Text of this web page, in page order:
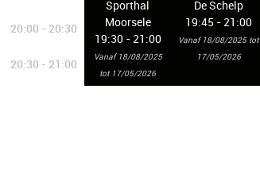
Sporthal
Moorsele
19:30 - 21:00
Vanaf 18/08/2025
tot 17/05/2026
De Schelp
19:45 - 21:00
Vanaf 18/08/2025 tot
17/05/2026
20:00 - 20:30
20:30 - 21:00